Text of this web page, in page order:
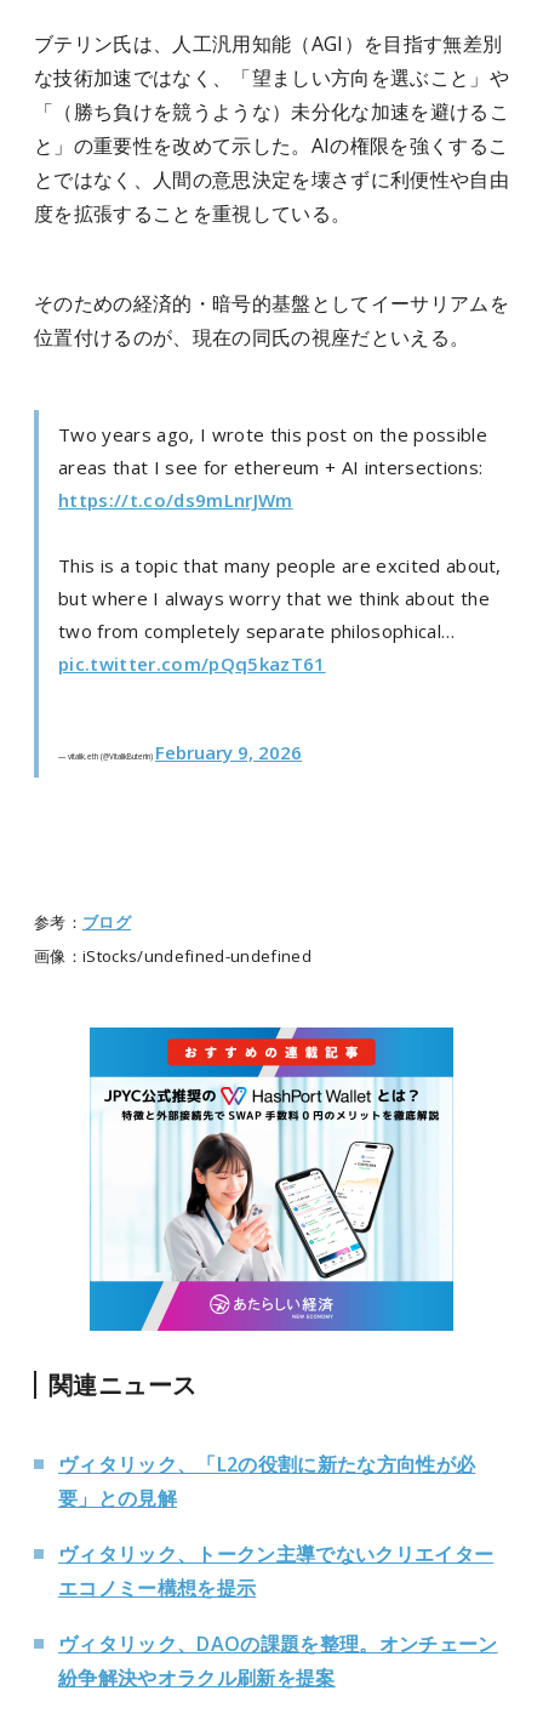
ブテリン氏は、人工汎用知能（AGI）を目指す無差別
な技術加速ではなく、「望ましい方向を選ぶこと」や
「（勝ち負けを競うような）未分化な加速を避けるこ
と」の重要性を改めて示した。AIの権限を強くするこ
とではなく、人間の意思決定を壊さずに利便性や自由
度を拡張することを重視している。
そのための経済的・暗号的基盤としてイーサリアムを
位置付けるのが、現在の同氏の視座だといえる。
Two years ago, I wrote this post on the possible
areas that I see for ethereum + AI intersections:
https://t.co/ds9mLnrJWm
This is a topic that many people are excited about,
but where I always worry that we think about the
two from completely separate philosophical…
pic.twitter.com/pQq5kazT61
— vitalik.eth (@VitalikButerin) February 9, 2026
参考： ブログ
画像：iStocks/undefined-undefined
関連ニュース
ヴィタリック、「L2の役割に新たな方向性が必
要」との見解
ヴィタリック、トークン主導でないクリエイター
エコノミー構想を提示
ヴィタリック、DAOの課題を整理。オンチェーン
紛争解決やオラクル刷新を提案